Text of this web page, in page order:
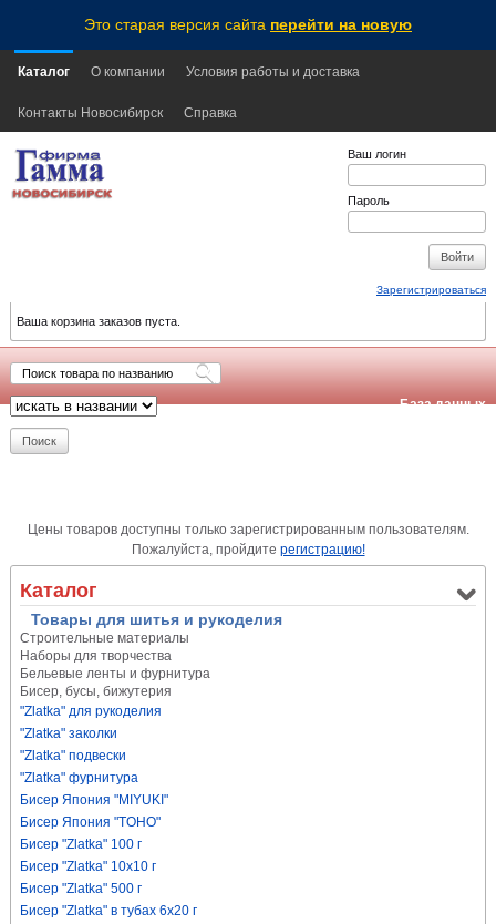
Это старая версия сайта перейти на новую
Каталог О компании Условия работы и доставка
Контакты Новосибирск Справка
Ваш логин
Пароль
Зарегистрироваться
Ваша корзина заказов пуста.
База данных
Цены товаров доступны только зарегистрированным пользователям.
Пожалуйста, пройдите регистрацию!
Каталог
Товары для шитья и рукоделия
Строительные материалы
Наборы для творчества
Бельевые ленты и фурнитура
Бисер, бусы, бижутерия
"Zlatka" для рукоделия
"Zlatka" заколки
"Zlatka" подвески
"Zlatka" фурнитура
Бисер Япония "MIYUKI"
Бисер Япония "TOHO"
Бисер "Zlatka" 100 г
Бисер "Zlatka" 10х10 г
Бисер "Zlatka" 500 г
Бисер "Zlatka" в тубах 6х20 г